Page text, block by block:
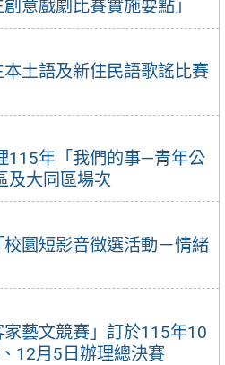
意戲劇比賽實施要點」
本土語及新住民語歌謠比賽
115年「我們的事—青年公
及大同區場次
園短影音徵選活動－情緒
家藝文競賽」訂於115年10
12月5日辦理總決賽